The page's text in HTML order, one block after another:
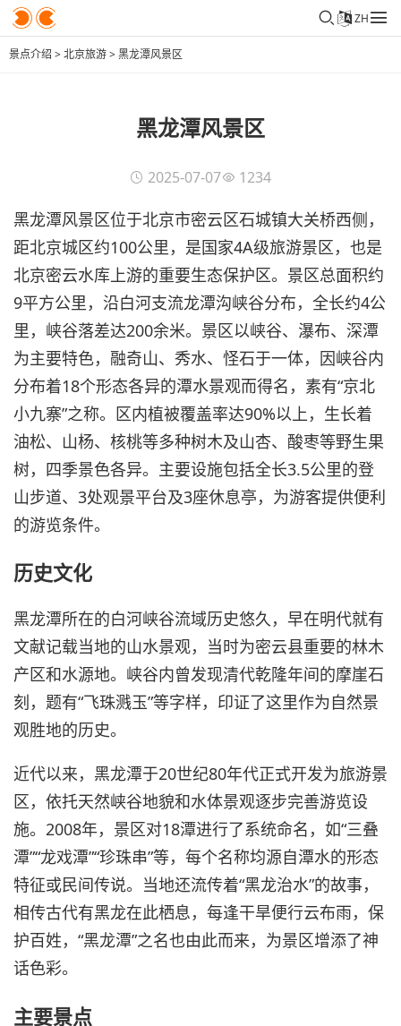
ZH
景点介绍 >北京旅游>黑龙潭风景区
黑龙潭风景区
2025-07-07 1234
黑龙潭风景区位于北京市密云区石城镇大关桥西侧，
距北京城区约100公里，是国家4A级旅游景区，也是
北京密云水库上游的重要生态保护区。景区总面积约
9平方公里，沿白河支流龙潭沟峡谷分布，全长约4公
里，峡谷落差达200余米。景区以峡谷、瀑布、深潭
为主要特色，融奇山、秀水、怪石于一体，因峡谷内
分布着18个形态各异的潭水景观而得名，素有“京北
小九寨”之称。区内植被覆盖率达90%以上，生长着
油松、山杨、核桃等多种树木及山杏、酸枣等野生果
树，四季景色各异。主要设施包括全长3.5公里的登
山步道、3处观景平台及3座休息亭，为游客提供便利
的游览条件。
历史文化
黑龙潭所在的白河峡谷流域历史悠久，早在明代就有
文献记载当地的山水景观，当时为密云县重要的林木
产区和水源地。峡谷内曾发现清代乾隆年间的摩崖石
刻，题有“飞珠溅玉”等字样，印证了这里作为自然景
观胜地的历史。
近代以来，黑龙潭于20世纪80年代正式开发为旅游景
区，依托天然峡谷地貌和水体景观逐步完善游览设
施。2008年，景区对18潭进行了系统命名，如“三叠
潭”“龙戏潭”“珍珠串”等，每个名称均源自潭水的形态
特征或民间传说。当地还流传着“黑龙治水”的故事，
相传古代有黑龙在此栖息，每逢干旱便行云布雨，保
护百姓，“黑龙潭”之名也由此而来，为景区增添了神
话色彩。
主要景点